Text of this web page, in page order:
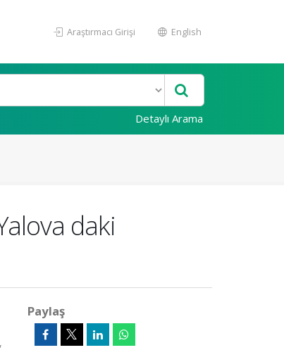
Araştırmacı Girişi English
Detaylı Arama
daki
Paylaş